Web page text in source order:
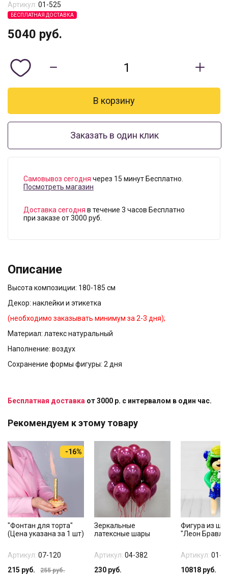
Артикул: 01-525
БЕСПЛАТНАЯ ДОСТАВКА
5040 руб.
Заказать в один клик
Самовывоз сегодня через 15 минут Бесплатно.
Посмотреть магазин
Доставка сегодня в течение 3 часов Бесплатно
при заказе от 3000 руб.
Описание
Высота композиции: 180-185 см
Декор: наклейки и этикетка
(необходимо заказывать минимум за 2-3 дня);
Материал: латекс натуральный
Наполнение: воздух
Сохранение формы фигуры: 2 дня
Бесплатная доставка от 3000 р. с интервалом в один час.
Рекомендуем к этому товару
-16%
"Фонтан для торта"
(Цена указана за 1 шт)
Артикул: 07-120
215 руб. 255руб.
Зеркальные
латексные шары
Артикул: 04-382
230 руб.
Фигура из
"Леон Бравл
Артикул: 01-
10818 руб.